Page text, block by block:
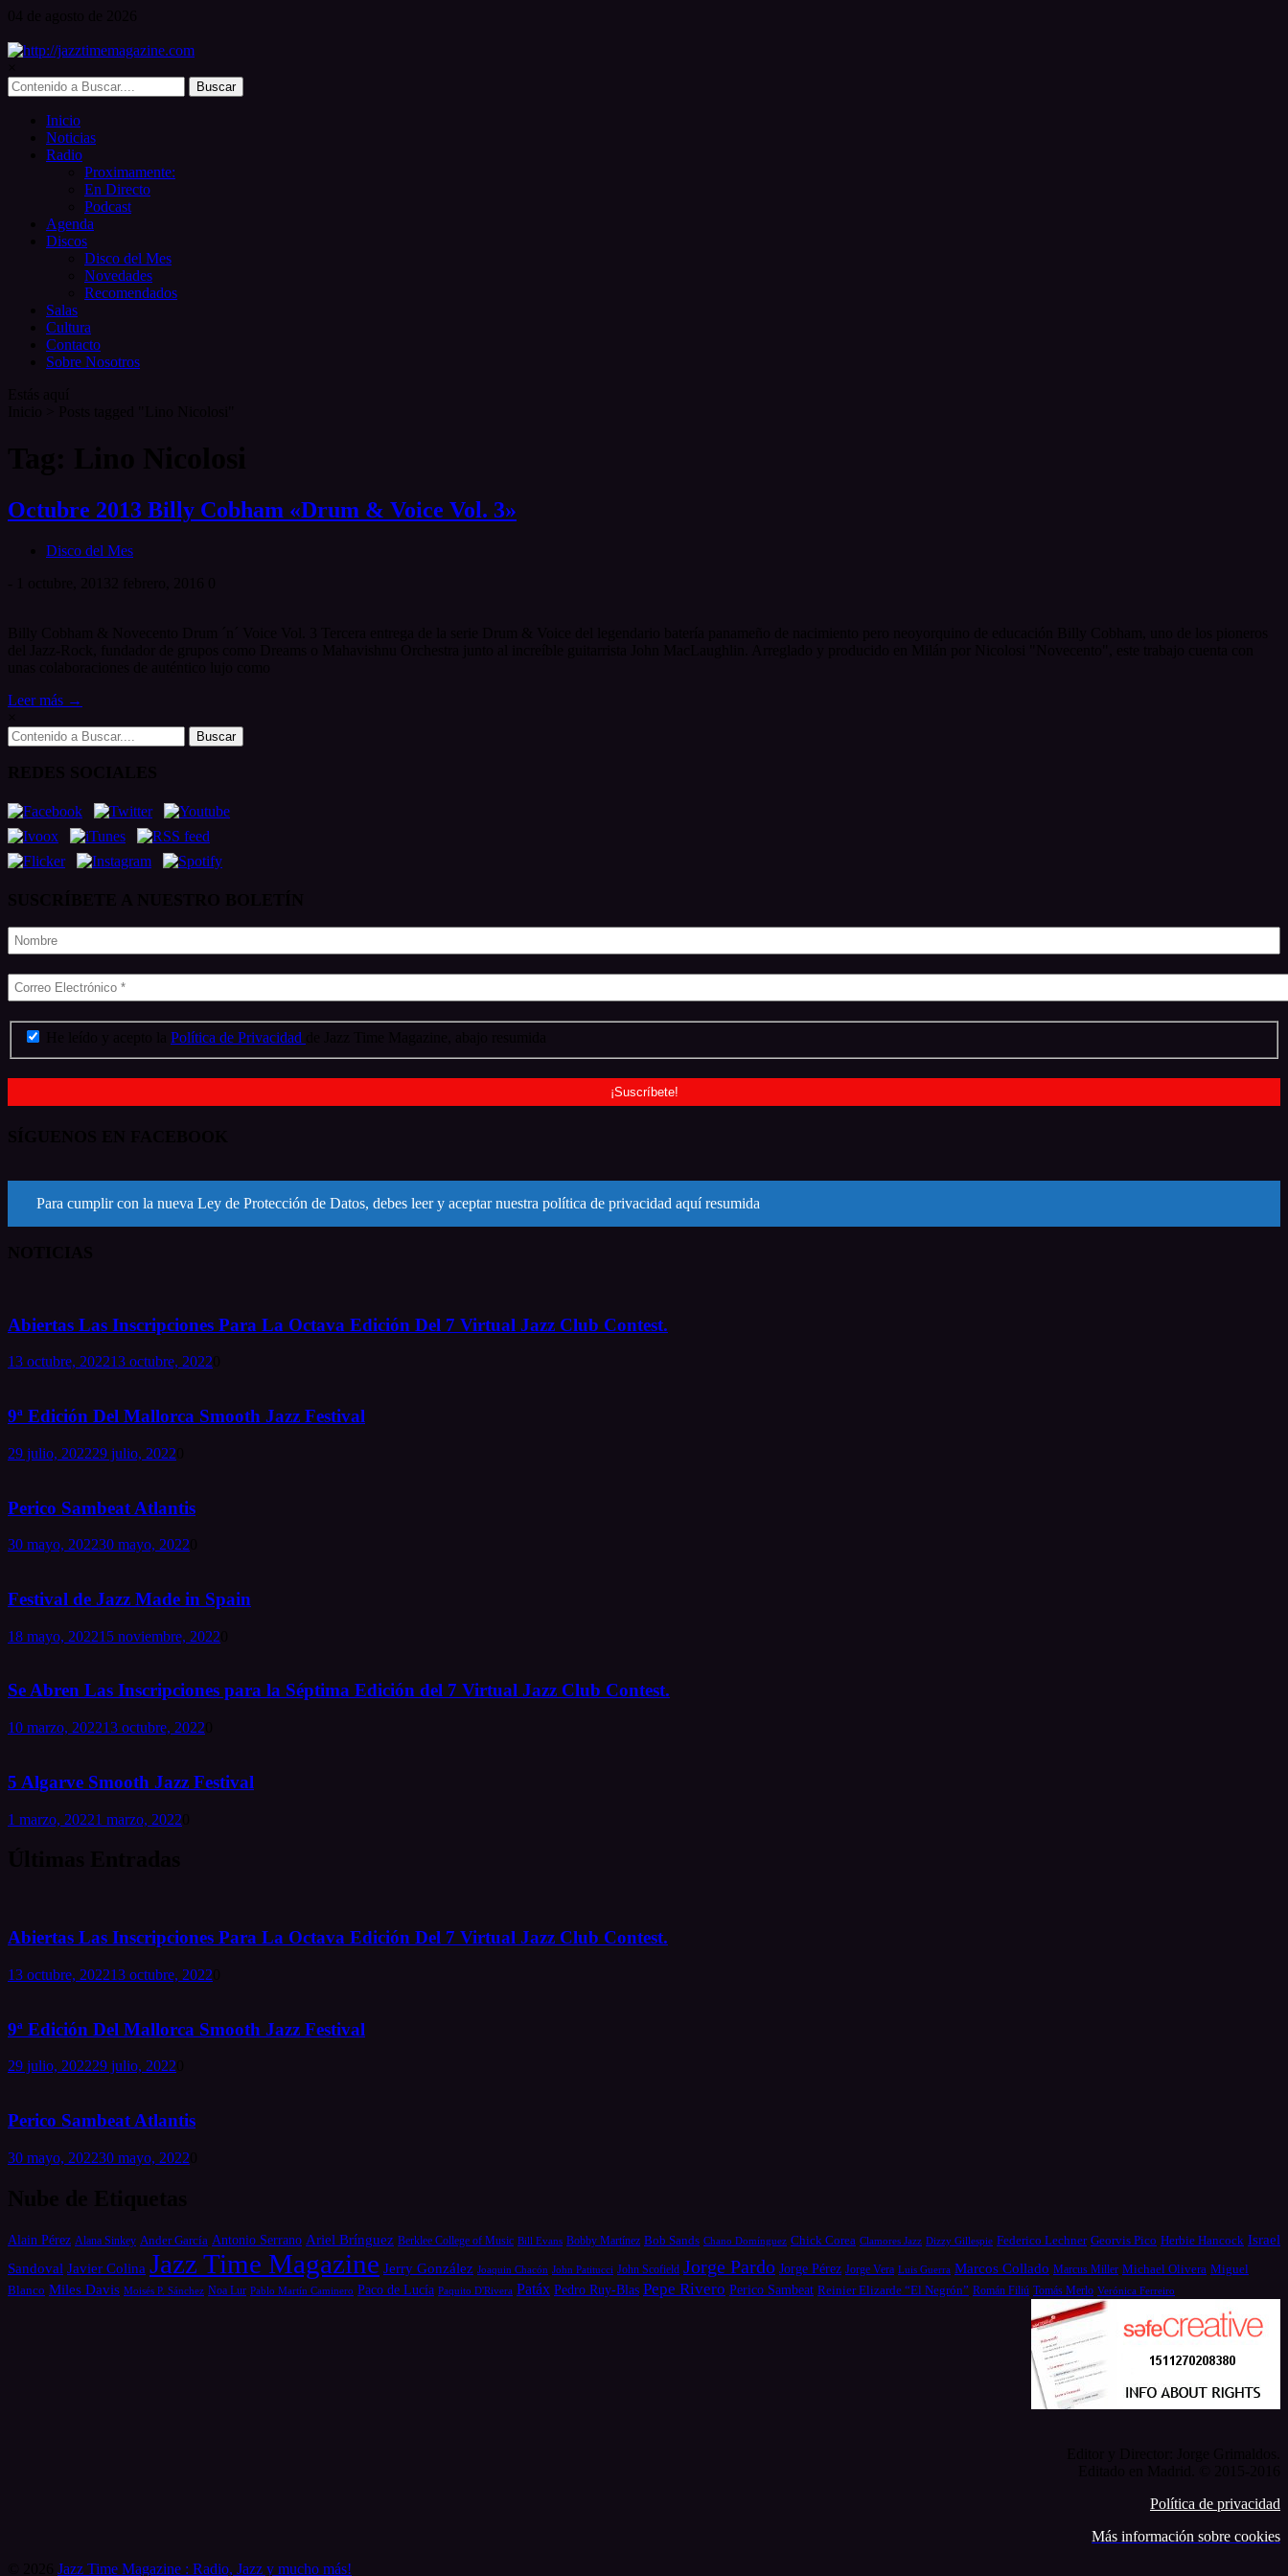
content
Search
for:
Inicio
Noticias
Radio
Proximamente:
En Directo
Podcast
Agenda
Discos
Disco del Mes
Novedades
Recomendados
Salas
Cultura
Contacto
Sobre Nosotros
Octubre 2013 Billy Cobham «Drum & Voice Vol. 3»
Disco del Mes
Leer más →
Search
for:
Política de Privacidad
Para cumplir con la nueva Ley de Protección de Datos, debes leer y aceptar nuestra política de privacidad aquí resumida
Abiertas Las Inscripciones Para La Octava Edición Del 7 Virtual Jazz Club Contest.
13 octubre, 202213 octubre, 2022
9ª Edición Del Mallorca Smooth Jazz Festival
29 julio, 202229 julio, 2022
Perico Sambeat Atlantis
30 mayo, 202230 mayo, 2022
Festival de Jazz Made in Spain
18 mayo, 202215 noviembre, 2022
Se Abren Las Inscripciones para la Séptima Edición del 7 Virtual Jazz Club Contest.
10 marzo, 202213 octubre, 2022
5 Algarve Smooth Jazz Festival
1 marzo, 20221 marzo, 2022
Abiertas Las Inscripciones Para La Octava Edición Del 7 Virtual Jazz Club Contest.
13 octubre, 202213 octubre, 2022
9ª Edición Del Mallorca Smooth Jazz Festival
29 julio, 202229 julio, 2022
Perico Sambeat Atlantis
30 mayo, 202230 mayo, 2022
Alain Pérez Alana Sinkey Ander García Antonio Serrano Ariel Brínguez Berklee College of Music Bill Evans Bobby Martínez Bob Sands Chano Domínguez Chick Corea Clamores Jazz Dizzy Gillespie Federico Lechner Georvis Pico Herbie Hancock Israel
Sandoval Javier Colina Jazz Time Magazine Jerry González Joaquin Chacón John Patitucci John Scofield Jorge Pardo Jorge Pérez Jorge Vera Luis Guerra Marcos Collado Marcus Miller Michael Olivera Miguel
Blanco Miles Davis Moisés P. Sánchez Noa Lur Pablo Martín Caminero Paco de Lucía Paquito D'Rivera Patáx Pedro Ruy-Blas Pepe Rivero Perico Sambeat Reinier Elizarde “El Negrón” Román Filiú Tomás Merlo Verónica Ferreiro
Política de privacidad
Más información sobre cookies
Jazz Time Magazine : Radio, Jazz y mucho más!